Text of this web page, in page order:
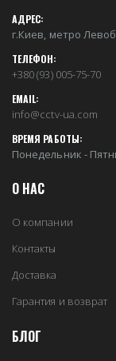
АДРЕС:
г.Киев, метро
ТЕЛЕФОН:
+380 (93) 005-75-70
EMAIL:
info@cctv-ua.com
ВРЕМЯ РАБОТЫ:
Понедельник -
О НАС
О компании
Контакты
Доставка
Гарантия и возврат
БЛОГ